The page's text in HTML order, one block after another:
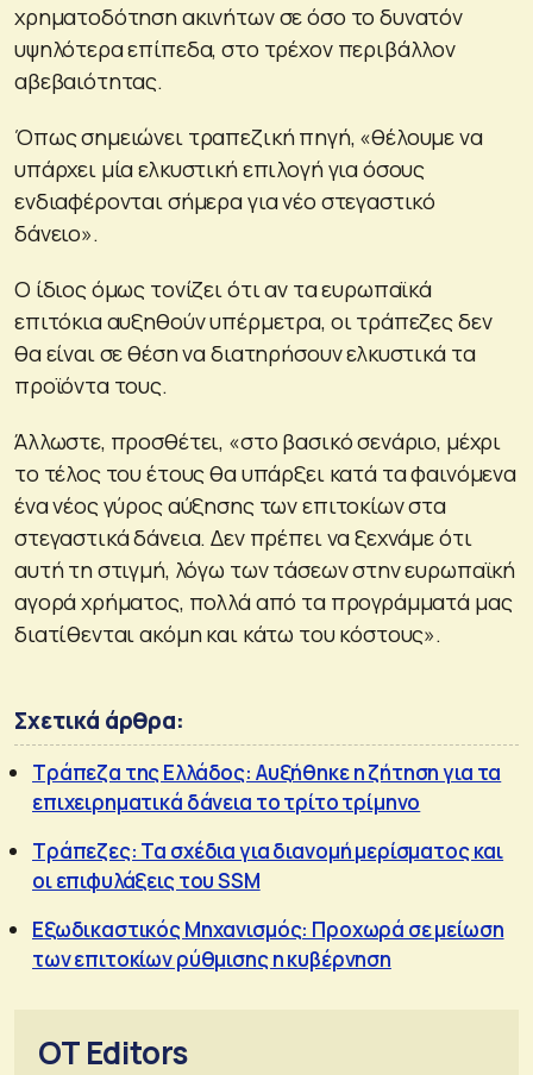
χρηματοδότηση ακινήτων σε όσο το δυνατόν
υψηλότερα επίπεδα, στο τρέχον περιβάλλον
αβεβαιότητας.
Όπως σημειώνει τραπεζική πηγή, «θέλουμε να
υπάρχει μία ελκυστική επιλογή για όσους
ενδιαφέρονται σήμερα για νέο στεγαστικό
δάνειο».
Ο ίδιος όμως τονίζει ότι αν τα ευρωπαϊκά
επιτόκια αυξηθούν υπέρμετρα, οι τράπεζες δεν
θα είναι σε θέση να διατηρήσουν ελκυστικά τα
προϊόντα τους.
Άλλωστε, προσθέτει, «στο βασικό σενάριο, μέχρι
το τέλος του έτους θα υπάρξει κατά τα φαινόμενα
ένα νέος γύρος αύξησης των επιτοκίων στα
στεγαστικά δάνεια. Δεν πρέπει να ξεχνάμε ότι
αυτή τη στιγμή, λόγω των τάσεων στην ευρωπαϊκή
αγορά χρήματος, πολλά από τα προγράμματά μας
διατίθενται ακόμη και κάτω του κόστους».
Σχετικά άρθρα:
Τράπεζα της Ελλάδος: Αυξήθηκε η ζήτηση για τα
επιχειρηματικά δάνεια το τρίτο τρίμηνο
Τράπεζες: Τα σχέδια για διανομή μερίσματος και
οι επιφυλάξεις του SSM
Εξωδικαστικός Μηχανισμός: Προχωρά σε μείωση
των επιτοκίων ρύθμισης η κυβέρνηση
OT Editors